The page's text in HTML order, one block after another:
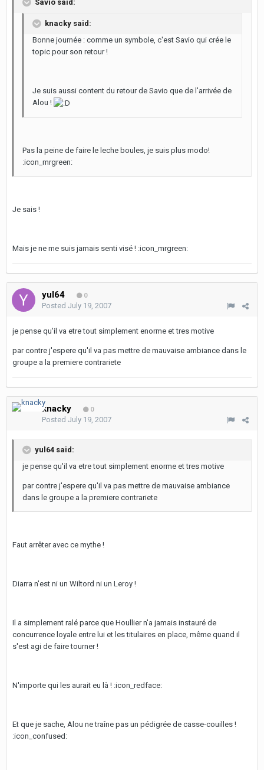
Savio said:
knacky said:
Bonne journée : comme un symbole, c'est Savio qui crée le
topic pour son retour !
Je suis aussi content du retour de Savio que de l'arrivée de
Alou !
Pas la peine de faire le leche boules, je suis plus modo!
:icon_mrgreen:
Je sais !
Mais je ne me suis jamais senti visé ! :icon_mrgreen:
yul64 0
Posted July 19, 2007
je pense qu'il va etre tout simplement enorme et tres motive
par contre j'espere qu'il va pas mettre de mauvaise ambiance dans le
groupe a la premiere contrariete
knacky 0
Posted July 19, 2007
yul64 said:
je pense qu'il va etre tout simplement enorme et tres motive
par contre j'espere qu'il va pas mettre de mauvaise ambiance
dans le groupe a la premiere contrariete
Faut arrêter avec ce mythe !
Diarra n'est ni un Wiltord ni un Leroy !
Il a simplement ralé parce que Houllier n'a jamais instauré de
concurrence loyale entre lui et les titulaires en place, même quand il
s'est agi de faire tourner !
N'importe qui les aurait eu là ! :icon_redface:
Et que je sache, Alou ne traîne pas un pédigrée de casse-couilles !
:icon_confused: